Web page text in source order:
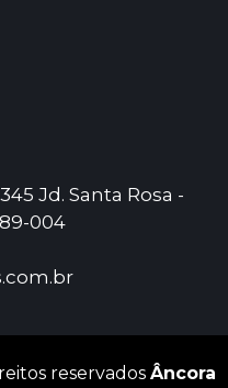
Jd. Santa Rosa -
004
reservados Âncora